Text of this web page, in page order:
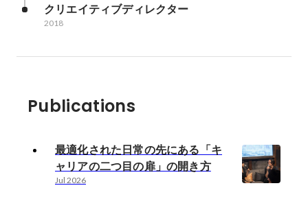
クリエイティブディレクター
2018
Publications
最適化された日常の先にある「キ
ャリアの二つ目の扉」の開き方
Jul 2026